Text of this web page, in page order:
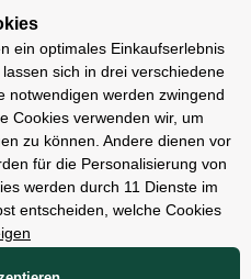
Filialen
ein optimales Einkaufserlebnis
sich in drei verschiedene
notwendigen werden zwingend
Cookies verwenden wir, um
zu können. Andere dienen vor
für die Personalisierung von
werden durch 11 Dienste im
entscheiden, welche Cookies